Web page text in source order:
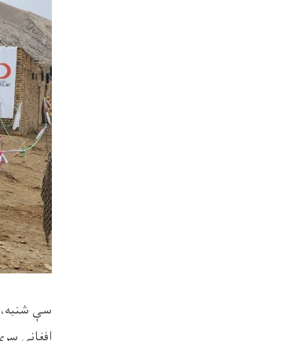
سې شنبه، ۲۵ جمادی الآخره ۱۴۴۷